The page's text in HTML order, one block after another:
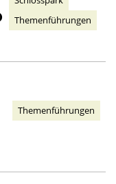
Themenführungen
Themenführungen